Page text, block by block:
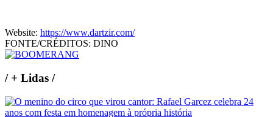
Website: https://www.dartzir.com/
FONTE/CRÉDITOS: DINO
/+ Lidas /